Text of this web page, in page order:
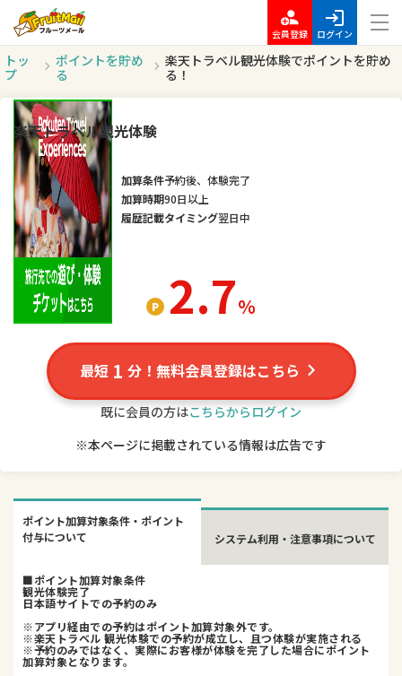
会員登録 ログイン
トッ
プ
ポイントを貯め
る
楽天トラベル観光体験でポイントを貯め
る！
楽天トラベル観光体験
2.7％
加算条件予約後、体験完了
加算時期90日以上
履歴記載タイミング翌日中
最短 1 分！無料会員登録はこちら
既に会員の方はこちらからログイン
※本ページに掲載されている情報は広告です
ポイント加算対象条件・ポイント
付与について
システム利用・注意事項について
■ポイント加算対象条件
観光体験完了
日本語サイトでの予約のみ
※アプリ経由での予約はポイント加算対象外です。
※楽天トラベル 観光体験での予約が成立し、且つ体験が実施される
※予約のみではなく、実際にお客様が体験を完了した場合にポイント
加算対象となります。